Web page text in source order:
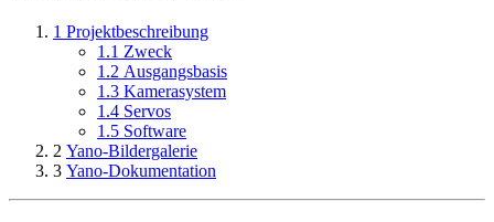
1 Projektbeschreibung
1.1 Zweck
1.2 Ausgangsbasis
1.3 Kamerasystem
1.4 Servos
1.5 Software
2 Yano-Bildergalerie
3 Yano-Dokumentation